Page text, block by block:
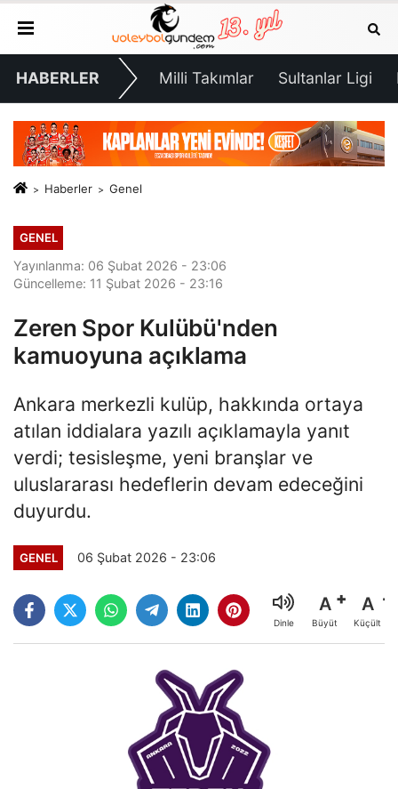
HABERLER Milli Takımlar Sultanlar Ligi
Haberler Genel
GENEL
Yayınlanma: 06 Şubat 2026 - 23:06
Güncelleme: 11 Şubat 2026 - 23:16
Zeren Spor Kulübü'nden
kamuoyuna açıklama
Ankara merkezli kulüp, hakkında ortaya
atılan iddialara yazılı açıklamayla yanıt
verdi; tesisleşme, yeni branşlar ve
uluslararası hedeflerin devam edeceğini
duyurdu.
GENEL 06 Şubat 2026 - 23:06
Dinle
A
Büyüt
A
Küçült